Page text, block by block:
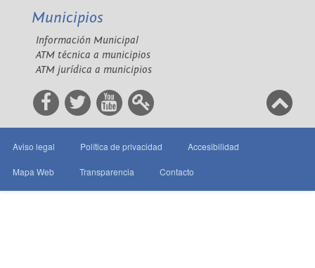
Municipios
Información Municipal
ATM técnica a municipios
ATM jurídica a municipios
Aviso legal Política de privacidad Accesibilidad
Mapa Web Transparencia Contacto